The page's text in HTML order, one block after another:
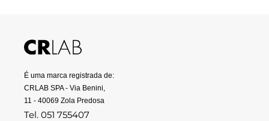
É uma marca registrada de:
CRLAB SPA - Via Benini,
11 - 40069 Zola Predosa
Tel. 051 755407